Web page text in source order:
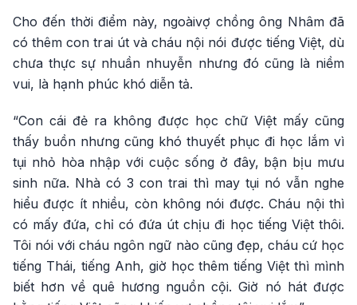
Cho đến thời điểm này, ngoàivợ chồng ông Nhâm đã
có thêm con trai út và cháu nội nói được tiếng Việt, dù
chưa thực sự nhuần nhuyễn nhưng đó cũng là niềm
vui, là hạnh phúc khó diễn tả.
“Con cái đẻ ra không được học chữ Việt mấy cũng
thấy buồn nhưng cũng khó thuyết phục đi học lắm vì
tụi nhỏ hòa nhập với cuộc sống ở đây, bận bịu mưu
sinh nữa. Nhà có 3 con trai thì may tụi nó vẫn nghe
hiểu được ít nhiều, còn không nói được. Cháu nội thì
có mấy đứa, chỉ có đứa út chịu đi học tiếng Việt thôi.
Tôi nói với cháu ngôn ngữ nào cũng đẹp, cháu cứ học
tiếng Thái, tiếng Anh, giờ học thêm tiếng Việt thì mình
biết hơn về quê hương nguồn cội. Giờ nó hát được